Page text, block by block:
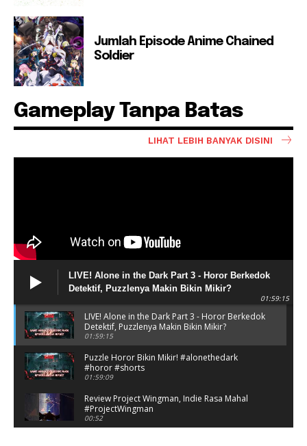
Jumlah Episode Anime Chained
Soldier
Gameplay Tanpa Batas
LIHAT LEBIH BANYAK DISINI
LIVE! Alone in the Dark Part 3 - Horor Berkedok
Detektif, Puzzlenya Makin Bikin Mikir?
01:59:15
LIVE! Alone in the Dark Part 3 - Horor Berkedok
Detektif, Puzzlenya Makin Bikin Mikir?
01:59:15
Puzzle Horor Bikin Mikir! #alonethedark
#horor #shorts
01:59:09
Review Project Wingman, Indie Rasa Mahal
#ProjectWingman
00:52